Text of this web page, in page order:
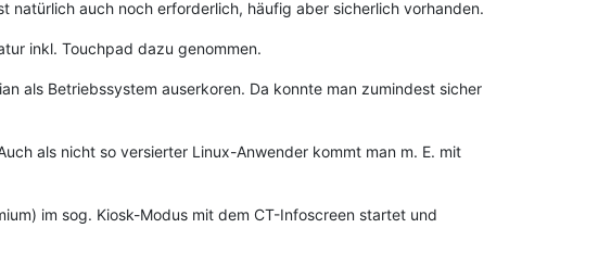
natürlich auch noch erforderlich, häufig aber sicherlich vorhanden.
inkl. Touchpad dazu genommen.
als Betriebssystem auserkoren. Da konnte man zumindest sicher
als nicht so versierter Linux-Anwender kommt man m. E. mit
im sog. Kiosk-Modus mit dem CT-Infoscreen startet und